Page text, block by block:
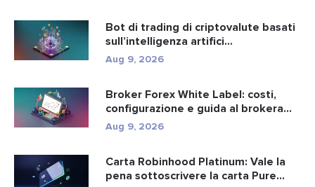
Bot di trading di criptovalute basati
sull’intelligenza artifici...
Aug 9, 2026
Broker Forex White Label: costi,
configurazione e guida al brokera...
Aug 9, 2026
Carta Robinhood Platinum: Vale la
pena sottoscrivere la carta Pure...